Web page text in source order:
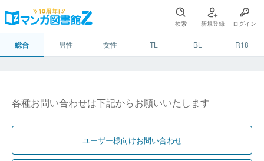
検索 新規登録 ログイン
総合 男性 女性 TL BL R18
各種お問い合わせは下記からお願いいたします
ユーザー様向けお問い合わせ